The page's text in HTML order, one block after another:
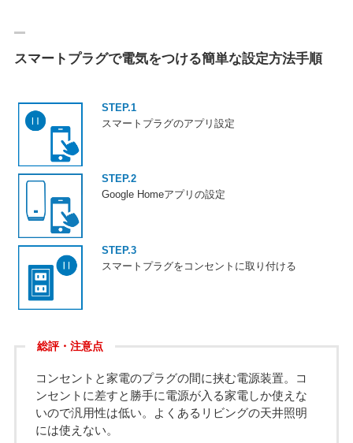
スマートプラグで電気をつける簡単な設定方法手順
STEP.1
スマートプラグのアプリ設定
STEP.2
Google Homeアプリの設定
STEP.3
スマートプラグをコンセントに取り付ける
総評・注意点
コンセントと家電のプラグの間に挟む電源装置。コ
ンセントに差すと勝手に電源が入る家電しか使えな
いので汎用性は低い。よくあるリビングの天井照明
には使えない。